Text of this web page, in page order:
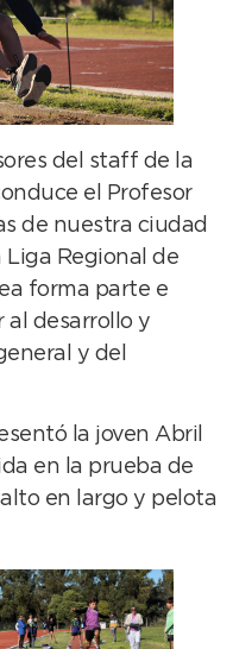
del staff de la
el Profesor
de nuestra ciudad
Regional de
forma parte e
al desarrollo y
y del
la joven Abril
en la prueba de
en largo y pelota